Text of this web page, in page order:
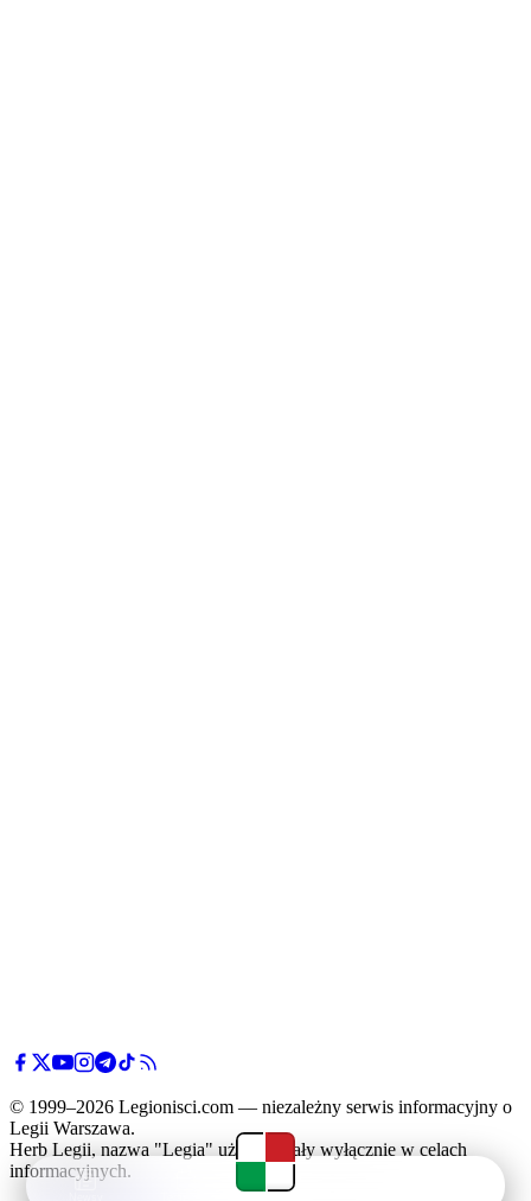
© 1999–2026 Legionisci.com — niezależny serwis informacyjny o
Legii Warszawa.
Herb Legii, nazwa "Legia" użyte zostały wyłącznie w celach
informacyjnych.